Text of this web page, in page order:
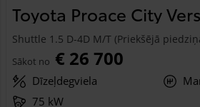
Toyota Proace City
Shuttle 1.5 D-4D M/T (Priekšējā
Sākot no € 26 700
Dīzeļdegviela
75 kW